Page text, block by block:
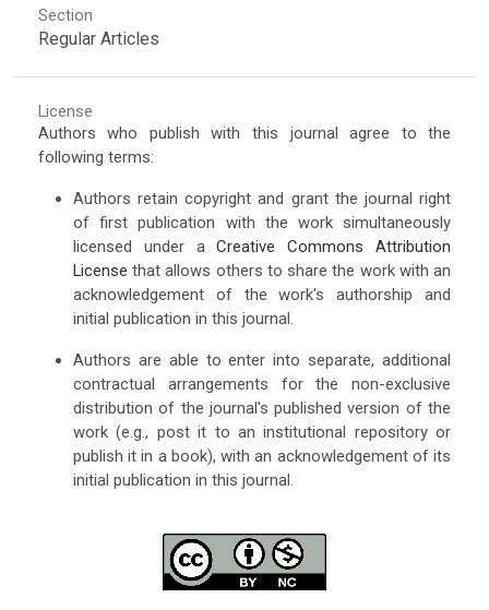
Section
Regular Articles
License
Authors who publish with this journal agree to the
following terms:
Authors retain copyright and grant the journal right
of first publication with the work simultaneously
licensed under aCreative Commons Attribution
License that allows others to share the work with an
acknowledgement of the work's authorship and
initial publication in this journal.
Authors are able to enter into separate, additional
contractual arrangements for the non-exclusive
distribution of the journal's published version of the
work (e.g., post it to an institutional repository or
publish it in a book), with an acknowledgement of its
initial publication in this journal.